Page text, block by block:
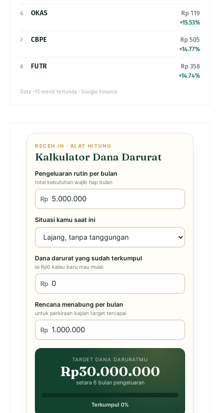
6 OKAS Rp 119
+15.53%
7 CBPE Rp 505
+14.77%
8 FUTR Rp 358
+14.74%
Data ~15 menit tertunda · Google Finance
RECEH.IN · ALAT HITUNG
Kalkulator Dana Darurat
Pengeluaran rutin per bulan
total kebutuhan wajib tiap bulan
Rp
Situasi kamu saat ini
Dana darurat yang sudah terkumpul
isi Rp0 kalau baru mau mulai
Rp
Rencana menabung per bulan
untuk perkiraan kapan target tercapai
Rp
TARGET DANA DARURATMU
Rp30.000.000
setara 6 bulan pengeluaran
Terkumpul 0%